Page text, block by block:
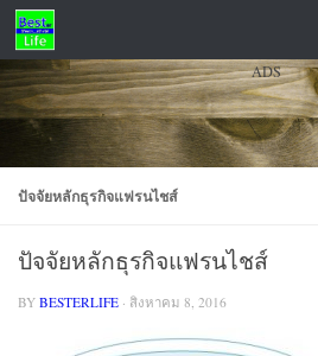
Skip to content
ADS
ปัจจัยหลักธุรกิจแฟรนไชส์
ปัจจัยหลักธุรกิจแฟรนไชส์
BY BESTERLIFE · สิงหาคม 8, 2016